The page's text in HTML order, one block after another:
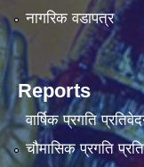
नागरिक वडापत्र
Reports
वार्षिक प्रगति
चौमासिक प्रगति